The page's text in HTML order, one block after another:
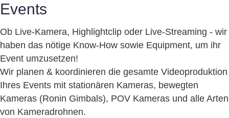
Events
Ob Live-Kamera, Highlightclip oder Live-Streaming - wir
haben das nötige Know-How sowie Equipment, um ihr
Event umzusetzen!
Wir planen & koordinieren die gesamte Videoproduktion
Ihres Events mit stationären Kameras, bewegten
Kameras (Ronin Gimbals), POV Kameras und alle Arten
von Kameradrohnen.